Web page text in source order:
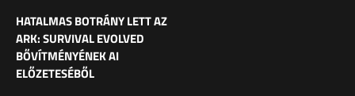
HATALMAS BOTRÁNY LETT AZ
ARK: SURVIVAL EVOLVED
BŐVÍTMÉNYÉNEK AI
ELŐZETESÉBŐL